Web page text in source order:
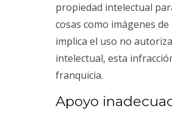
propiedad intelectual
cosas como imágenes
implica el uso no
intelectual, esta
franquicia.
Apoyo